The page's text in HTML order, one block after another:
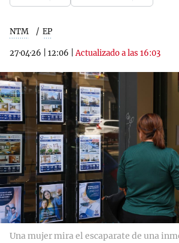
NTM EP
27·04·26 12:06 |Actualizado a las 16:03
Una mujer mira el escaparate de una